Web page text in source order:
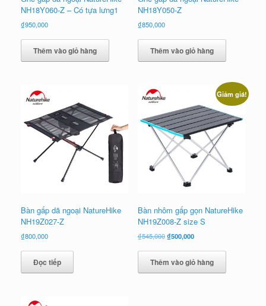
NH18Y060-Z – Có tựa lưng1
₫950,000
Thêm vào giỏ hàng
NH18Y050-Z
₫850,000
Thêm vào giỏ hàng
Bàn gấp dã ngoại NatureHike
NH19Z027-Z
₫800,000
Đọc tiếp
Giảm giá!
Bàn nhôm gấp gọn NatureHike
NH19Z008-Z size S
₫545,000 Giá
là:
₫545,000.
₫500,000Giá
tại
là:
₫500,000.
Thêm vào giỏ hàng